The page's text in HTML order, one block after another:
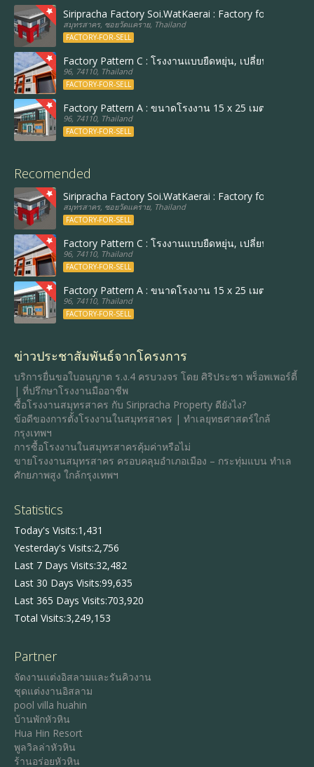
Siripracha Factory Soi.WatKaerai : Factory follow Best
สมุทรสาคร, ซอยวัดแคราย, Thailand
FACTORY-FOR-SELL
Factory Pattern C : โรงงานแบบยืดหยุ่น, เปลี่ยนขนาดแ
96, 74110, Thailand
FACTORY-FOR-SELL
Factory Pattern A : ขนาดโรงงาน 15 x 25 เมตร, พื้นที่ใช้
96, 74110, Thailand
FACTORY-FOR-SELL
Recomended
Siripracha Factory Soi.WatKaerai : Factory follow Best
สมุทรสาคร, ซอยวัดแคราย, Thailand
FACTORY-FOR-SELL
Factory Pattern C : โรงงานแบบยืดหยุ่น, เปลี่ยนขนาดแ
96, 74110, Thailand
FACTORY-FOR-SELL
Factory Pattern A : ขนาดโรงงาน 15 x 25 เมตร, พื้นที่ใช้
96, 74110, Thailand
FACTORY-FOR-SELL
ข่าวประชาสัมพันธ์จากโครงการ
บริการยื่นขอใบอนุญาต ร.ง.4 ครบวงจร โดย ศิริประชา พร็อพเพอร์ตี้
| ที่ปรึกษาโรงงานมืออาชีพ
ซื้อโรงงานสมุทรสาคร กับ Siripracha Property ดียังไง?
ข้อดีของการตั้งโรงงานในสมุทรสาคร | ทำเลยุทธศาสตร์ใกล้
กรุงเทพฯ
การซื้อโรงงานในสมุทรสาครคุ้มค่าหรือไม่
ขายโรงงานสมุทรสาคร ครอบคลุมอำเภอเมือง – กระทุ่มแบน ทำเล
ศักยภาพสูง ใกล้กรุงเทพฯ
Statistics
Today's Visits:1,431
Yesterday's Visits:2,756
Last 7 Days Visits:32,482
Last 30 Days Visits:99,635
Last 365 Days Visits:703,920
Total Visits:3,249,153
Partner
จัดงานแต่งอิสลามและรันคิวงาน
ชุดแต่งงานอิสลาม
pool villa huahin
บ้านพักหัวหิน
Hua Hin Resort
พูลวิลล่าหัวหิน
ร้านอร่อยหัวหิน